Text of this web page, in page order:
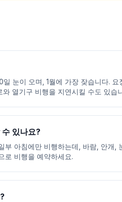
눈이 오며, 1월에 가장 잦습니다.
열기구 비행을 지연시킬 수도 있습
있나요?
부 아침에만 비행하는데, 바람, 안개,
로 비행을 예약하세요.